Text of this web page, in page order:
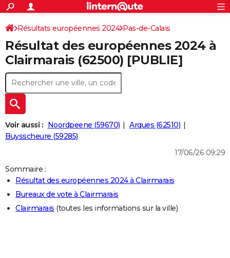
ACTUALITÉS
Politique
Société
Faits Divers
Education
Monde
Villes
+
SPORT
Coupe du monde 2026
Football
Tennis
Cyclisme
Rugby
Forum
CULTURE
Programme TV
TNT
Streaming
Cinéma
Sorties cinéma
Musique
+
FINANCE
Retraite
Impôts
Epargne
Immobilier
Risques naturels par ville
Banque
Assurance
Crédit
AUTO
Essais
Réserver un essai
Citadines
Berlines
SUV
Forum auto
+
HIGH-TECH
Mobiles
Meilleur smartphone
Internet
Ordinateurs
Jeux vidéo
Guide high-tech
+
BRICOLAGE
Guides de France
Escapades
Patrimoine
Expositions
Musées
Week-end nature
LIFESTYLE
Art de vivre
Bien-être
Loisirs
Mode
Modes de vie
S'inscrire
Connexion
Résultats européennes 2024 Pas-de-Calais
Résultat des européennes 2024 à
Clairmarais (62500) [PUBLIE]
Voir aussi : Noordpeene (59670)
Arques (62510)
Buysscheure (59285)
17/06/26 09:29
Sommaire :
Résultat des européennes 2024 à Clairmarais
Bureaux de vote à Clairmarais
Clairmarais (toutes les informations sur la ville)